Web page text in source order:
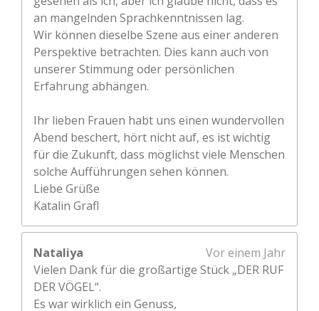
an mangelnden Sprachkenntnissen lag.
Wir können dieselbe Szene aus einer anderen
Perspektive betrachten. Dies kann auch von
unserer Stimmung oder persönlichen
Erfahrung abhängen.
Ihr lieben Frauen habt uns einen wundervollen
Abend beschert, hört nicht auf, es ist wichtig
für die Zukunft, dass möglichst viele Menschen
solche Aufführungen sehen können.
Liebe Grüße
Katalin Grafl
Nataliya
Vor einem Jahr
Vielen Dank für die großartige Stück „DER RUF
DER VÖGEL“.
Es war wirklich ein Genuss,